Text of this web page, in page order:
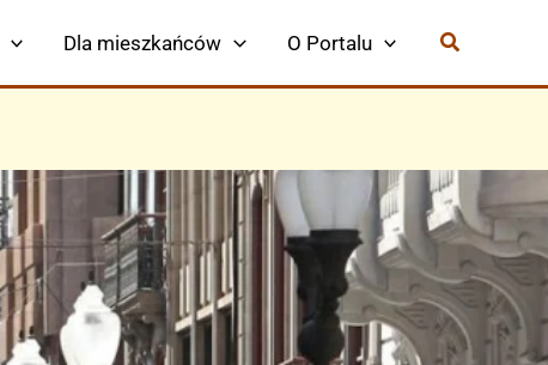
Dla mieszkańców O Portalu